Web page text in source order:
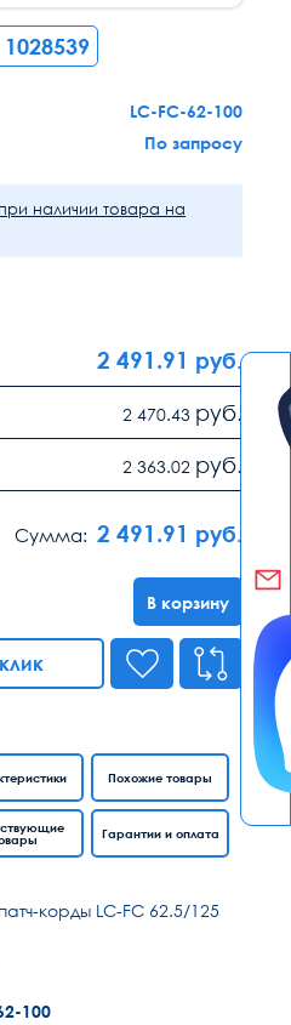
LC-FC-62-100
По запросу
наличии товара на
2 491.91 руб.
2 470.43 руб.
2 363.02 руб.
Сумма: 2 491.91 руб.
В корзину
Похожие товары
Гарантии и оплата
корды LC-FC 62.5/125
100